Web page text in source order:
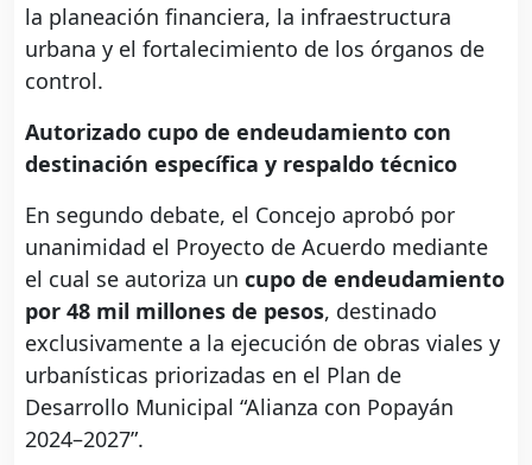
la planeación financiera, la infraestructura
urbana y el fortalecimiento de los órganos de
control.
Autorizado cupo de endeudamiento con
destinación específica y respaldo técnico
En segundo debate, el Concejo aprobó por
unanimidad el Proyecto de Acuerdo mediante
el cual se autoriza un cupo de endeudamiento
por 48 mil millones de pesos, destinado
exclusivamente a la ejecución de obras viales y
urbanísticas priorizadas en el Plan de
Desarrollo Municipal “Alianza con Popayán
2024–2027”.